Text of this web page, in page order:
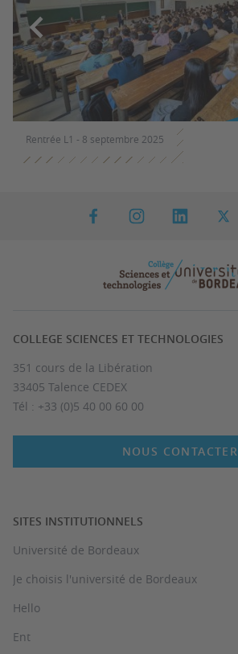
Rentrée L1 - 8 septembre 2025
COLLEGE SCIENCES ET TECHNOLOGIES
351 cours de la Libération
33405 Talence CEDEX
Tél : +33 (0)5 40 00 60 00
NOUS CONTACTER
SITES INSTITUTIONNELS
Université de Bordeaux
Je choisis l'université de Bordeaux
Hello
Ent